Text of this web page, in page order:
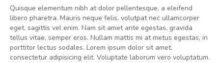
Quisque elementum nibh at dolor pellentesque, a eleifend
libero pharetra. Mauris neque felis, volutpat nec ullamcorper
eget, sagittis vel enim. Nam sit amet ante egestas, gravida
tellus vitae, semper eros. Nullam mattis mi at metus egestas, in
porttitor lectus sodales. Lorem ipsum dolor sit amet,
consectetur adipisicing elit. Voluptate laborum vero voluptatum.